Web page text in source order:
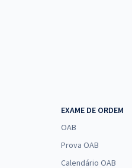
EXAME DE ORDEM
OAB
Prova OAB
Calendário OAB